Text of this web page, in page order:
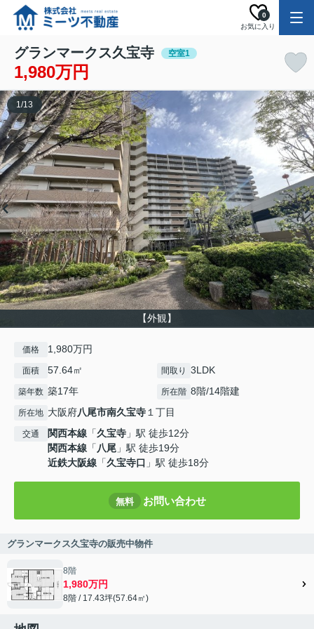
お気に入り
0
グランマークス久宝寺 空室1
1,980万円
【外観】
1/13
価格 1,980万円
面積 57.64㎡ 間取り 3LDK
築年数 築17年 所在階 8階/14階建
所在地 大阪府八尾市南久宝寺１丁目
交通 関西本線 「久宝寺 」駅 徒歩12分
関西本線 「八尾 」駅 徒歩19分
近鉄大阪線 「久宝寺口 」駅 徒歩18分
無料 お問い合わせ
グランマークス久宝寺の販売中物件
8階
1,980万円
8階 / 17.43坪(57.64㎡)